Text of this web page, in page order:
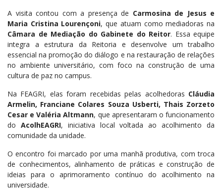
A visita contou com a presença de Carmosina de Jesus e
Maria Cristina Lourençoni, que atuam como mediadoras na
Câmara de Mediação do Gabinete do Reitor. Essa equipe
integra a estrutura da Reitoria e desenvolve um trabalho
essencial na promoção do diálogo e na restauração de relações
no ambiente universitário, com foco na construção de uma
cultura de paz no campus.
Na FEAGRI, elas foram recebidas pelas acolhedoras Cláudia
Armelin, Franciane Colares Souza Usberti, Thais Zorzeto
Cesar e Valéria Altmann, que apresentaram o funcionamento
do AcolhEAGRI, iniciativa local voltada ao acolhimento da
comunidade da unidade.
O encontro foi marcado por uma manhã produtiva, com troca
de conhecimentos, alinhamento de práticas e construção de
ideias para o aprimoramento contínuo do acolhimento na
universidade.